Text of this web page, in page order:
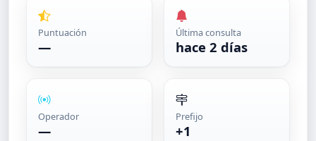
Puntuación
—
Última consulta
hace 2 días
Operador
—
Prefijo
+1